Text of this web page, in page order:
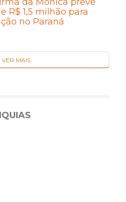
R$ 1,5 milhão para
no Paraná
VER MAIS